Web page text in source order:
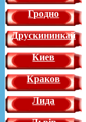
Гродно
Друскининкай
Киев
Краков
Лида